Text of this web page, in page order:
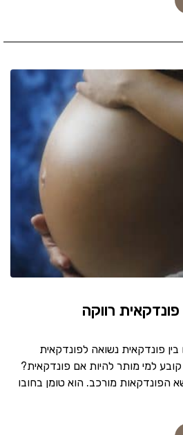
פונדקאית רווקה
בין פונדקאית נשואה לפונדקאית
למי מותר להיות אם פונדקאית?
הפונדקאות מורכב. הוא טומן בחובו